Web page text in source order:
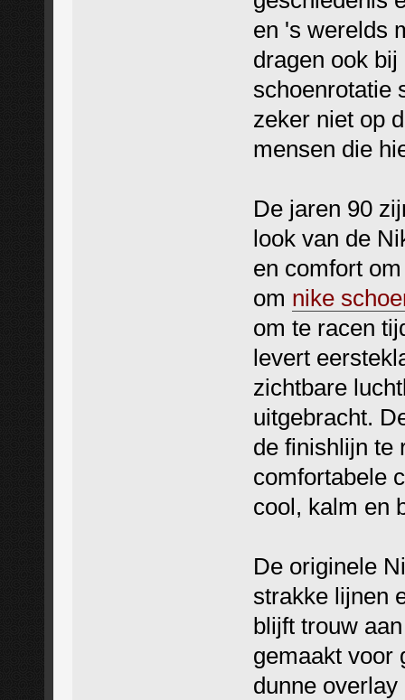
en 's werelds
dragen ook
schoenrotatie
zeker niet op
mensen die
De jaren 90
look van de
en comfort
om nike
om te racen
levert
zichtbare
uitgebracht.
de finishlijn te
comfortabele
cool, kalm en
De originele
strakke lijnen
blijft trouw
gemaakt voor
dunne